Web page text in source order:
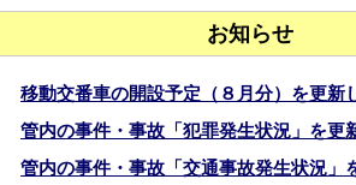
お知らせ
移動交番車の開設予定（８月分）を更新
管内の事件・事故「犯罪発生状況」を更
管内の事件・事故「交通事故発生状況」